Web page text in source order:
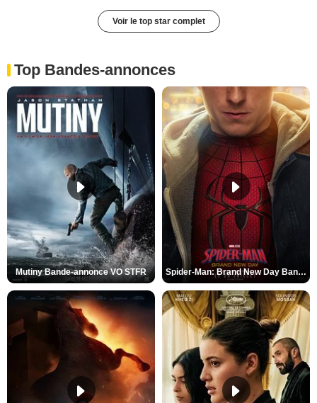
Voir le top star complet
Top Bandes-annonces
Mutiny Bande-annonce VO STFR Spider-Man: Brand New Day Bande-annonce VO STFR